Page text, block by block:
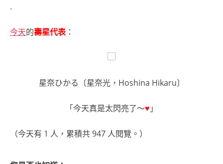
.
今天的壽星代表：
星奈ひかる〔星奈光，Hoshina Hikaru〕
「今天真是太閃亮了～♥ 」
（今天有 1 人，累積共 947 人閱覽。）